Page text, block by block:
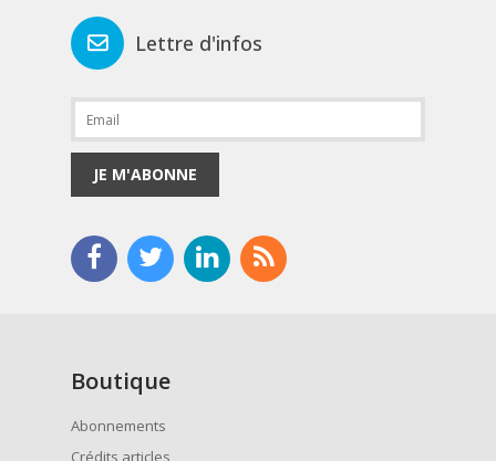
Lettre d'infos
JE M'ABONNE
Boutique
Abonnements
Crédits articles